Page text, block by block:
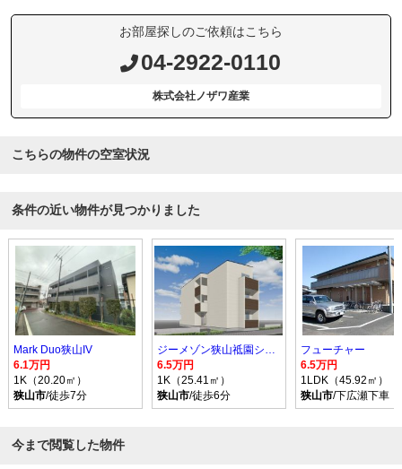
お部屋探しのご依頼はこちら
04-2922-0110
株式会社ノザワ産業
こちらの物件の空室状況
条件の近い物件が見つかりました
Mark Duo狭山IV
6.1万円
1K（20.20㎡）
狭山市/徒歩7分
ジーメゾン狭山祗園シエル
6.5万円
1K（25.41㎡）
狭山市/徒歩6分
フューチャー
6.5万円
1LDK（45.92㎡）
狭山市/下広瀬下車
今まで閲覧した物件